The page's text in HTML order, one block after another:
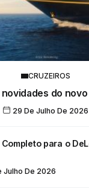
CRUZEIROS
do
29 De Julho De 2026
Completo para o
Julho De 2026